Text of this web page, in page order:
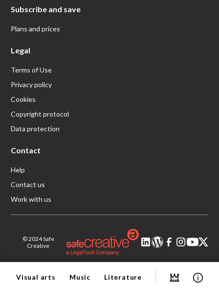
Visual arts Music Literature
Subscribe and save
Plans and prices
Legal
Terms of Use
Privacy policy
Cookies
Copyright protocol
Data protection
Contact
Help
Contact us
Work with us
© 2024 Safe
Creative